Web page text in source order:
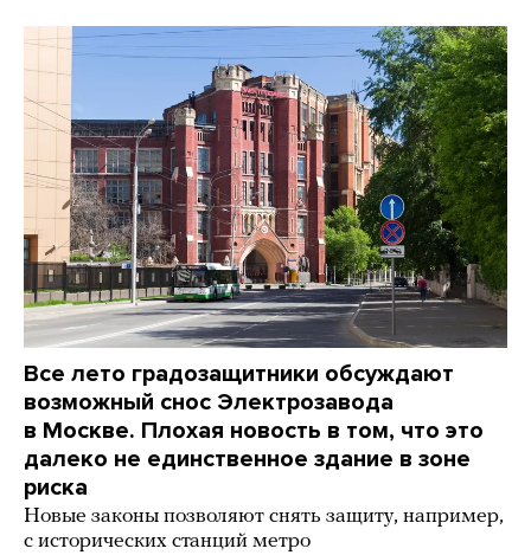
Все лето градозащитники обсуждают
возможный снос Электрозавода
в Москве. Плохая новость в том, что это
далеко не единственное здание в зоне
риска
Новые законы позволяют снять защиту, например,
с исторических станций метро